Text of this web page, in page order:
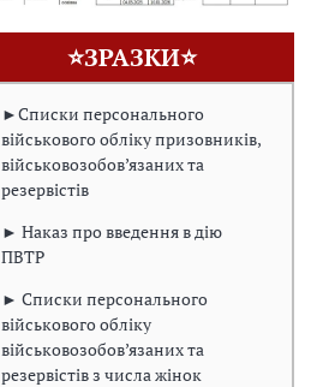
⭐ЗРАЗКИ⭐
►Списки персонального
військового обліку призовників,
військовозобов’язаних та
резервістів
► Наказ про введення в дію
ПВТР
► Списки персонального
військового обліку
військовозобов’язаних та
резервістів з числа жінок